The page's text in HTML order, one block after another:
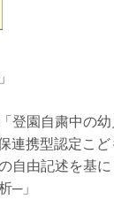
登園自粛中の
連携型認定こど
自由記述を基
─」